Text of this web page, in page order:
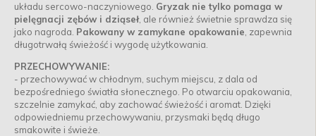
układu sercowo-naczyniowego. Gryzak nie tylko pomaga w
pielęgnacji zębów i dziąseł, ale również świetnie sprawdza się
jako nagroda. Pakowany w zamykane opakowanie , zapewnia
długotrwałą świeżość i wygodę użytkowania.
PRZECHOWYWANIE:
- przechowywać w chłodnym, suchym miejscu, z dala od
bezpośredniego światła słonecznego. Po otwarciu opakowania,
szczelnie zamykać, aby zachować świeżość i aromat. Dzięki
odpowiedniemu przechowywaniu, przysmaki będą długo
smakowite i świeże.